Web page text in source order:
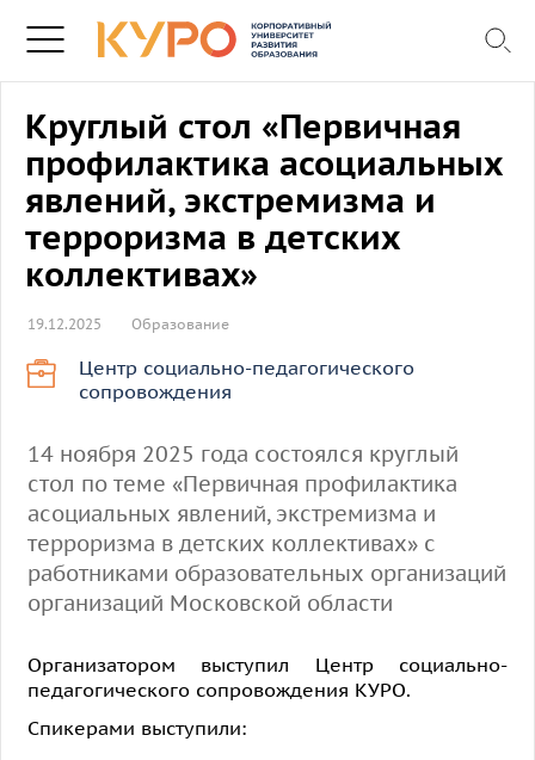
Круглый стол «Первичная
профилактика асоциальных
явлений, экстремизма и
терроризма в детских
коллективах»
19.12.2025 Образование
Центр социально-педагогического
сопровождения
14 ноября 2025 года состоялся круглый
стол по теме «Первичная профилактика
асоциальных явлений, экстремизма и
терроризма в детских коллективах» с
работниками образовательных организаций
организаций Московской области
Организатором выступил Центр социально-
педагогического сопровождения КУРО.
Спикерами выступили: